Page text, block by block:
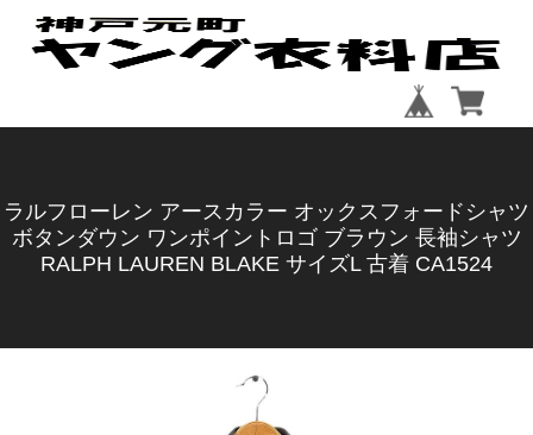
ラルフローレン アースカラー オックスフォードシャツ
ボタンダウン ワンポイントロゴ ブラウン 長袖シャツ
RALPH LAUREN BLAKE サイズL 古着 CA1524